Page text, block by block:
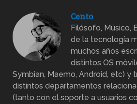
Cento
Filósofo, Músico,
de la tecnología
muchos años
distintos OS
Symbian, Maemo, Android, etc) y
distintos departamentos
(tanto con el soporte a usuarios